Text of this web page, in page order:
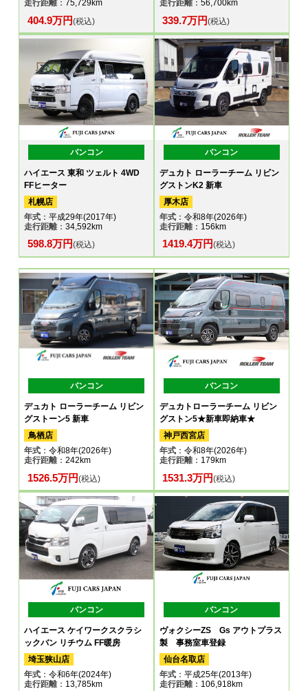
走行距離：75,729km
404.9万円(税込)
走行距離：56,700km
339.7万円(税込)
バンコン
ハイエース 東和 ツェルト 4WD
FFヒーター
札幌店
年式 ：平成29年(2017年)
走行距離：34,592km
598.8万円(税込)
バンコン
デュカト ローラーチーム リビン
グストンK2 新車
厚木店
年式：令和8年(2026年)
走行距離：156km
1419.4万円(税込)
バンコン
デュカト ローラーチーム リビン
グストーン5 新車
鳥栖店
年式 ：令和8年(2026年)
走行距離：242km
1526.5万円(税込)
バンコン
デュカトローラーチーム リビン
グストン5★新車即納車★
神戸西宮店
年式：令和8年(2026年)
走行距離：179km
1531.3万円(税込)
バンコン
ハイエース ケイワークスクラシ
ックバン リチウム FF暖房
埼玉狭山店
年式 ：令和6年(2024年)
走行距離：13,785km
バンコン
ヴォクシーZS Gs アウトプラス
製 事務室車登録
仙台名取店
年式：平成25年(2013年)
走行距離：106,918km